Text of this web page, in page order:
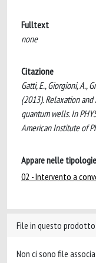
Fulltext
none
Citazione
Gatti, E., Giorgioni, A.,
(2013). Relaxation
quantum wells. In
American Institute of
Appare nelle
02 - Intervento a
File in questo prodotto:
Non ci sono file